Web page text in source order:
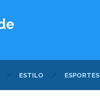
ESTILO ESPORTES